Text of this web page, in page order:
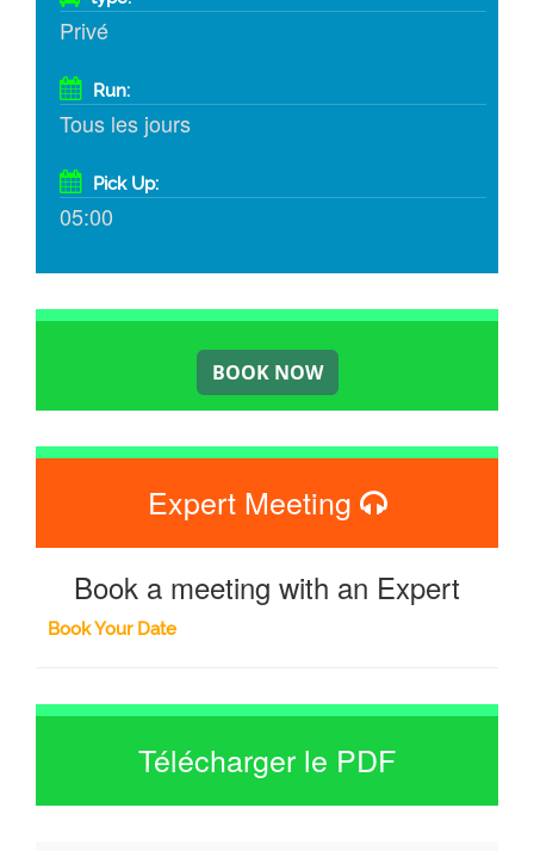
Privé
Run:
Tous les jours
Pick Up:
05:00
Expert Meeting
Book a meeting with an Expert
Book Your Date
Télécharger le PDF